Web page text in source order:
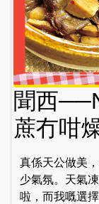
聞西
蔗冇咁
真係天公做美
少氣氛。天氣
啦，而我嘅選